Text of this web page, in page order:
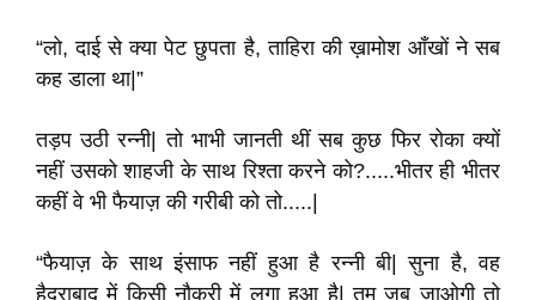
“लो, दाई से क्या पेट छुपता है, ताहिरा की ख़ामोश आँखों ने सब
कह डाला था|”
तड़प उठी रन्नी| तो भाभी जानती थीं सब कुछ फिर रोका क्यों
नहीं उसको शाहजी के साथ रिश्ता करने को?.....भीतर ही भीतर
कहीं वे भी फैयाज़ की गरीबी को तो.....|
“फैयाज़ के साथ इंसाफ नहीं हुआ है रन्नी बी| सुना है, वह
हैदराबाद में किसी नौकरी में लगा हुआ है| तुम जब जाओगी तो